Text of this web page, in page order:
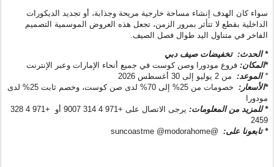
سواء كان الهدف إنشاء مساحة خارجية مريحة وجذابة، أو تجديد الديكورات
الداخلية بقطع لا تتأثر بمرور الزمن، تجعل هذه العروض الموسمية التصميم
الفاخر في متناول اليد طوال فصل الصيف.
* الحدث: تخفيضات صيف دبي
*المكان: فروع مودورا وصن كوست في جميع أنحاء الإمارات وعبر الإنترنت
* الموعد: من 2 يوليو إلى 30 أغسطس 2026
*الأسعار:
خصومات من 25% إلى 70% لدى صن كوست، وخصم ثابت 25% لدى
مودورا
* للمزيد من المعلومات:
يرجى الاتصال على +971 4 314 9007 أو +971 4 328
2459
* تابعونا على: @suncoastme @modorahome